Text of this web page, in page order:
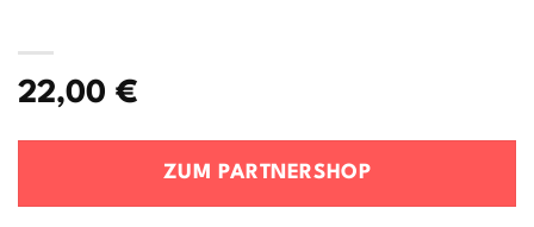
22,00 €
ZUM PARTNERSHOP